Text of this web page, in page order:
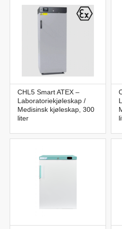
CHL5 Smart ATEX –
Laboratoriekjøleskap /
Medisinsk kjøleskap, 300
liter